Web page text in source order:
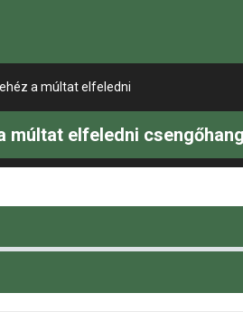
a múltat elfeledni
múltat elfeledni